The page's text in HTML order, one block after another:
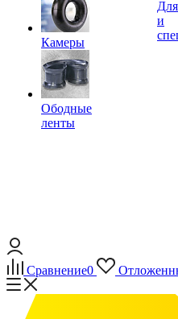
Камеры
Ободные
ленты
Для
и
Сравнение0